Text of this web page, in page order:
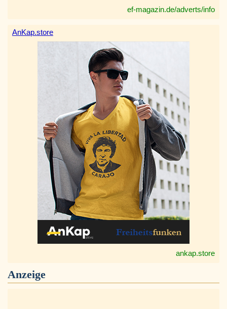
ef-magazin.de/adverts/info
AnKap.store
ankap.store
Anzeige